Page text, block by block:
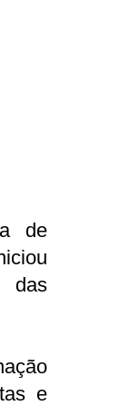
de
das
e